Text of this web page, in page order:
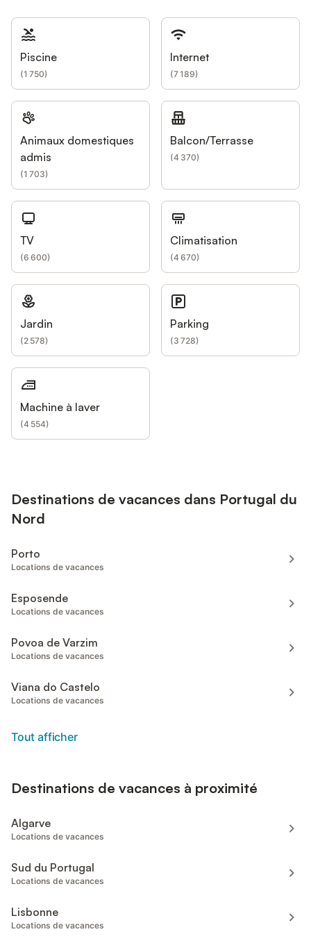
Piscine
(1 750)
Internet
(7 189)
Animaux domestiques
admis
(1 703)
Balcon/Terrasse
(4 370)
TV
(6 600)
Climatisation
(4 670)
Jardin
(2 578)
Parking
(3 728)
Machine à laver
(4 554)
Destinations de vacances dans Portugal du
Nord
Porto
Locations de vacances
Esposende
Locations de vacances
Povoa de Varzim
Locations de vacances
Viana do Castelo
Locations de vacances
Tout afficher
Destinations de vacances à proximité
Algarve
Locations de vacances
Sud du Portugal
Locations de vacances
Lisbonne
Locations de vacances